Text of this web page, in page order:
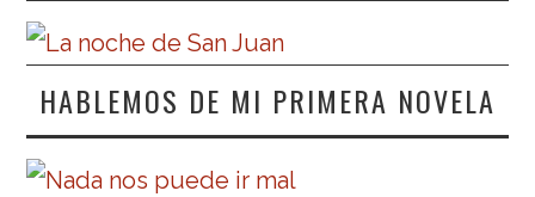
HABLEMOS DE MI PRIMERA NOVELA